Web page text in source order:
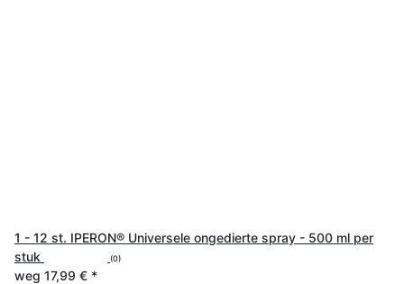
1 - 12 st. IPERON® Universele ongedierte spray - 500 ml per
stuk
(0)
weg 17,99 € *